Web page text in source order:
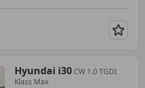
Hyundai i30CW 1.0 TGDI
Klass Max